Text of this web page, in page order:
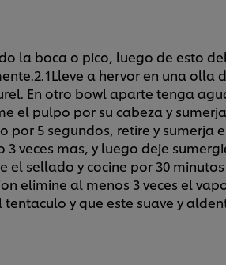
la boca o pico, luego de esto
a hervor en una olla
En otro bowl aparte tenga
el pulpo por su cabeza y
5 segundos, retire y sumerja
3 veces mas, y luego deje
el sellado y cocine por 30
elimine al menos 3 veces el
y que este suave y